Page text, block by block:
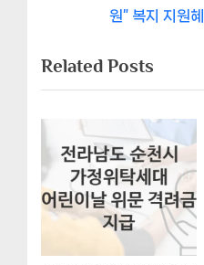
게
이
o
u
P
o
s
t
P
t
:
원” 복지 지원
Related Posts